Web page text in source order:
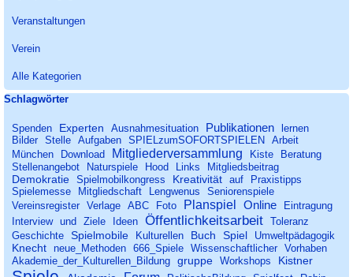
Veranstaltungen
Verein
Alle Kategorien
Block überspringen Schlagwörter
Schlagwörter
Spenden Experten Ausnahmesituation Publikationen
lernen
Bilder Stelle Aufgaben SPIELzumSOFORTSPIELEN
Arbeit
München
Download Mitgliederversammlung Kiste
Beratung
Stellenangebot
Naturspiele Hood Links Mitgliedsbeitrag
Demokratie Spielmobilkongress Kreativität auf
Praxistipps
Spielemesse
Mitgliedschaft Lengwenus
Seniorenspiele
Vereinsregister Verlage ABC Foto Planspiel Online
Eintragung
Interview und Ziele Ideen Öffentlichkeitsarbeit Toleranz
Geschichte Spielmobile Kulturellen Buch Spiel Umweltpädagogik
Knecht neue_Methoden 666_Spiele Wissenschaftlicher Vorhaben
Akademie_der_Kulturellen_Bildung gruppe Workshops Kistner